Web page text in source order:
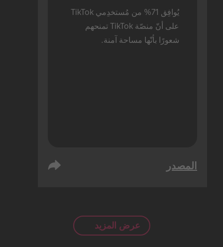
شعورًا بأنّها مساحة آمنة.
المصدر
عرض المزيد